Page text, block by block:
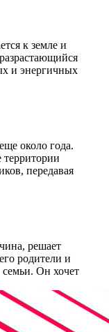
к земле и
и энергичных
около года.
территории
передавая
решает
родители и
семьи. Он хочет